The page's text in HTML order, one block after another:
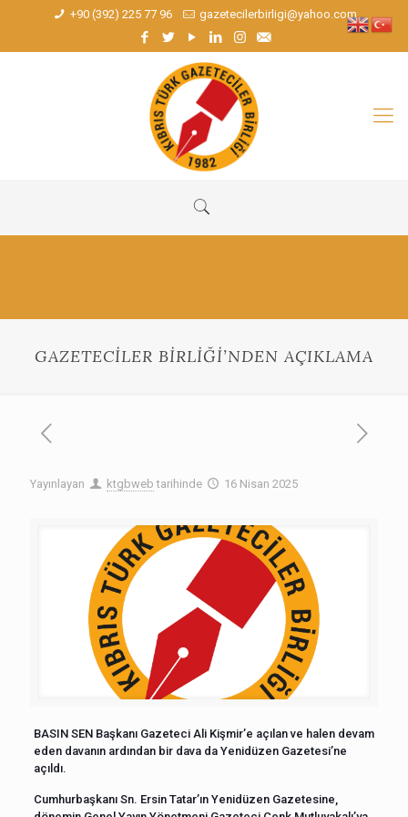
+90 (392) 225 77 96 gazetecilerbirligi@yahoo.com
GAZETECİLER BİRLİĞİ’NDEN AÇIKLAMA
Yayınlayan ktgbweb tarihinde 16 Nisan 2025
BASIN SEN Başkanı Gazeteci Ali Kişmir’e açılan ve halen devam
eden davanın ardından bir dava da Yenidüzen Gazetesi’ne
açıldı.
Cumhurbaşkanı Sn. Ersin Tatar’ın Yenidüzen Gazetesine,